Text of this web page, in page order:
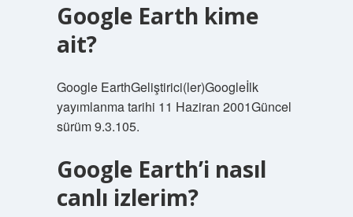
Google Earth kime
ait?
Google EarthGeliştirici(ler)Googleİlk
yayımlanma tarihi 11 Haziran 2001Güncel
sürüm 9.3.105.
Google Earth’i nasıl
canlı izlerim?